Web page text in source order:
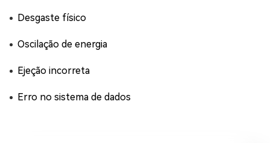
Desgaste físico
Oscilação de energia
Ejeção incorreta
Erro no sistema de dados